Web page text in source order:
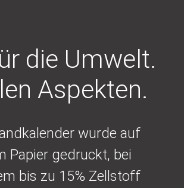
die Umwelt.
Aspekten.
wurde auf
Papier gedruckt, bei
bis zu 15% Zellstoff